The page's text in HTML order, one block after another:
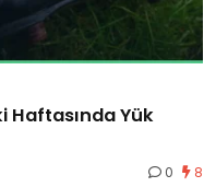
Haftasında Yük
0 8